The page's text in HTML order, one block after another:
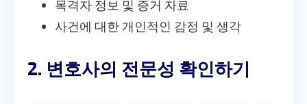
목격자 정보 및 증거 자료
사건에 대한 개인적인 감정 및 생각
2. 변호사의 전문성 확인하기